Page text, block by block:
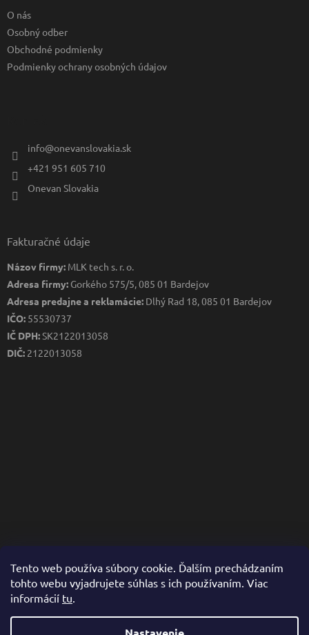
Tento web používa súbory cookie. Ďalším prechádzaním
tohto webu vyjadrujete súhlas s ich používaním. Viac
informácií tu.
O nás
Osobný odber
Obchodné podmienky
Podmienky ochrany osobných údajov
info@onevanslovakia.sk
+421 951 605 710
Onevan Slovakia
Fakturačné údaje
Názov firmy: MLK tech s. r. o.
Adresa firmy: Gorkého 575/5, 085 01 Bardejov
Adresa predajne a reklamácie: Dlhý Rad 18, 085 01 Bardejov
IČO: 55530737
IČ DPH:SK2122013058
DIČ: 2122013058